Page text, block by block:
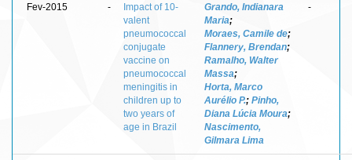
Fev-2015 -
Impact of 10-
valent
pneumococcal
conjugate
vaccine on
pneumococcal
meningitis in
children up to
two years of
age in Brazil
Grando, Indianara
Maria;
Moraes, Camile de;
Flannery, Brendan;
Ramalho, Walter
Massa;
Horta, Marco
Aurélio P.; Pinho,
Diana Lúcia Moura;
Nascimento,
Gilmara Lima
-